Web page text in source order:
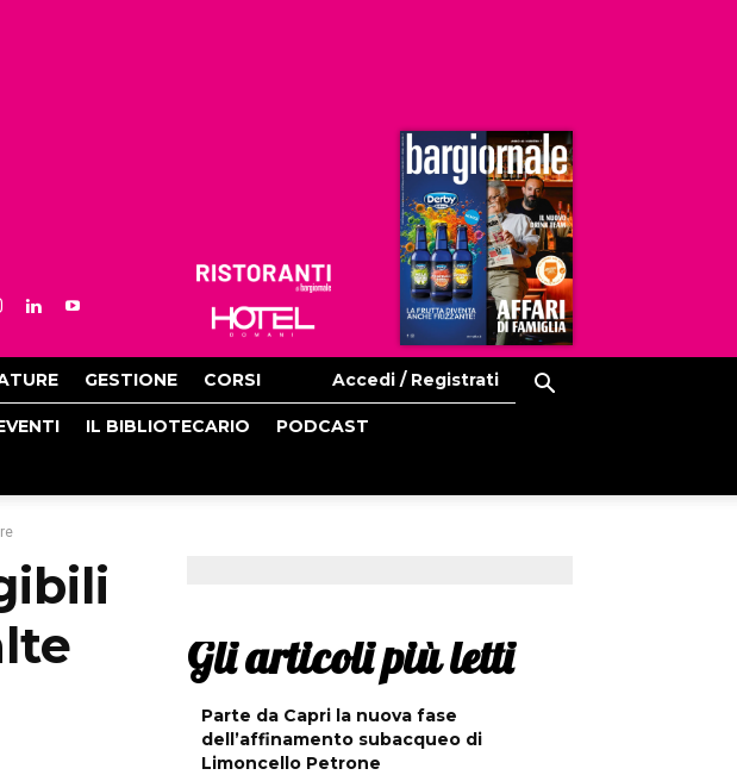
Ristoranti
Hoteldomani
GESTIONE CORSI Accedi / Registrati
IL BIBLIOTECARIO PODCAST
Gli articoli più letti
Parte da Capri la nuova fase
dell’affinamento subacqueo di
Limoncello Petrone